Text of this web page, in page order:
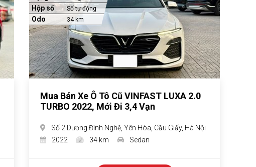
Hộp số Số tự động
Odo 34 km
Mua Bán Xe Ô Tô Cũ VINFAST LUXA 2.0
TURBO 2022, Mới Đi 3,4 Vạn
Số 2 Dương Đình Nghệ, Yên Hòa, Cầu Giấy, Hà Nội
2022
34 km Sedan